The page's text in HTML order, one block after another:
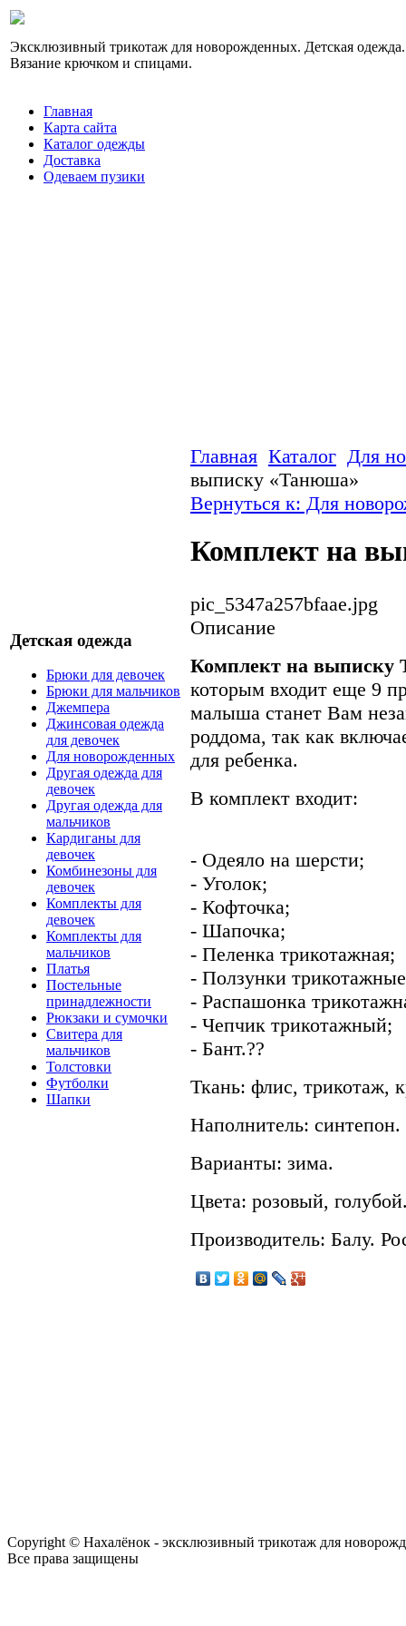
Эксклюзивный трикотаж для новорожденных. Детская одежда.
Вязание крючком и спицами.
Главная
Карта сайта
Каталог одежды
Доставка
Одеваем пузики
Детская одежда
Брюки для девочек
Брюки для мальчиков
Джемпера
Джинсовая одежда
для девочек
Для новорожденных
Другая одежда для
девочек
Другая одежда для
мальчиков
Кардиганы для
девочек
Комбинезоны для
девочек
Комплекты для
девочек
Комплекты для
мальчиков
Платья
Постельные
принадлежности
Рюкзаки и сумочки
Свитера для
мальчиков
Толстовки
Футболки
Шапки
Главная Каталог Для
выписку «Танюша»
Вернуться к: Для
Комплект на
pic_5347a257bfaae.jpg
Описание
Комплект на
которым входит еще 9
малыша станет Вам
роддома, так как
для ребенка.
В комплект входит:
- Одеяло на шерсти;
- Уголок;
- Кофточка;
- Шапочка;
- Пеленка трикотажная;
- Ползунки
- Распашонка
- Чепчик трикотажный;
- Бант.??
Ткань: флис, трикотаж,
Наполнитель: синтепон.
Варианты: зима.
Цвета: розовый,
Производитель: Балу.
Copyright © Нахалёнок - эксклюзивный трикотаж для
Все права защищены